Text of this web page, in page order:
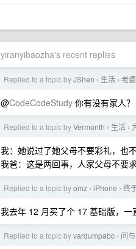
yiranyibaozha's recent replies
Replied to a topic byJShen › 生活 › 老
@CodeCodeStudy 你有没有家人？
Replied to a topic byVermonth › 生活 ›
我：她说过了她父母不要彩礼，也不
我爸：这是两回事，人家父母不要
Replied to a topic byomz › iPhone › 终
我去年 12 月买了个 17 基础版，一
Replied to a topic byvardumpabc › 问